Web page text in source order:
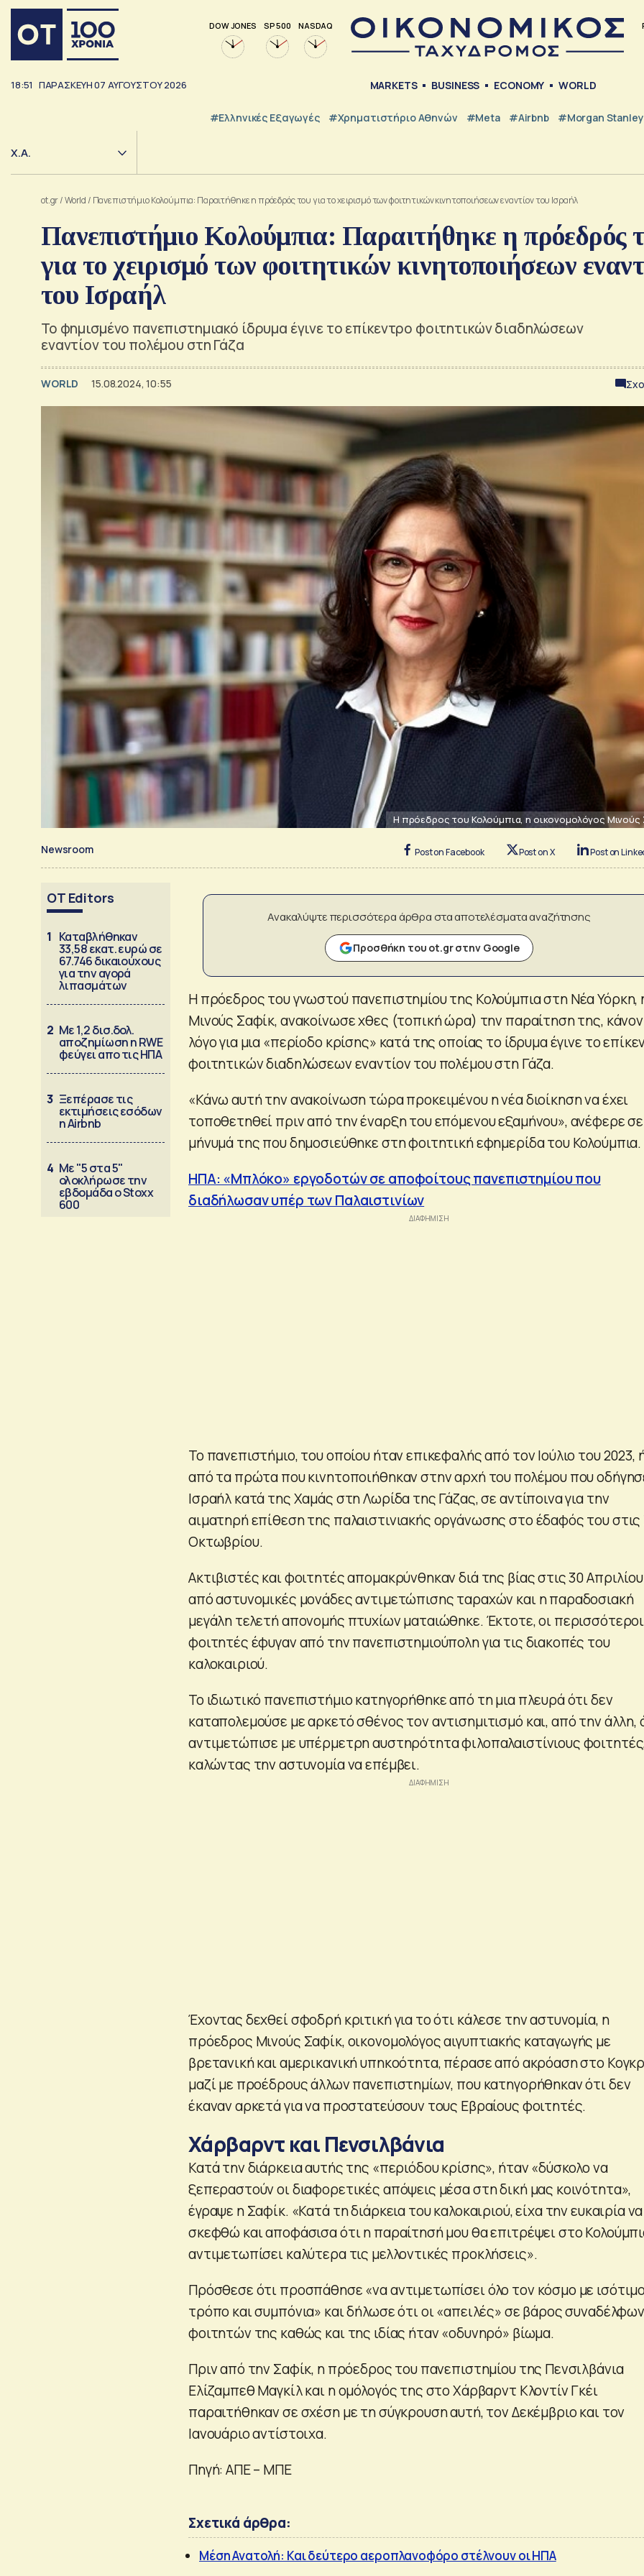
DOW JONES SP 500 NASDAQ
18:51 ΠΑΡΑΣΚΕΥΗ07 ΑΥΓΟΥΣΤΟΥ2026 MARKETS BUSINESS ECONOMY WORLD
#Ελληνικές Εξαγωγές #Χρηματιστήριο Αθηνών #Meta #Airbnb #Morgan Stanley
Χ.Α.
ot.gr/World / Πανεπιστήμιο Κολούμπια: Παραιτήθηκε η πρόεδρός του για το χειρισμό των φοιτητικών κινητοποιήσεων εναντίον του Ισραήλ
Πανεπιστήμιο Κολούμπια: Παραιτήθηκε η πρόεδρός
για το χειρισμό των φοιτητικών κινητοποιήσεων
του Ισραήλ
Το φημισμένο πανεπιστημιακό ίδρυμα έγινε το επίκεντρο φοιτητικών διαδηλώσεων
εναντίον του πολέμου στη Γάζα
WORLD 15.08.2024, 10:55
Η πρόεδρος του Κολούμπια, η οικονομολόγος Μινούς
Newsroom Post on Facebook Post on X Post on
OT Editors
1 Καταβλήθηκαν
33,58 εκατ. ευρώ σε
67.746 δικαιούχους
για την αγορά
λιπασμάτων
2 Με 1,2 δισ.δολ.
αποζημίωση η RWE
φεύγει απο τις ΗΠΑ
3 Ξεπέρασε τις
εκτιμήσεις εσόδων
η Airbnb
4 Με "5 στα 5"
ολοκλήρωσε την
εβδομάδα ο Stoxx
600
Ανακαλύψτε περισσότερα άρθρα στα αποτελέσματα αναζήτησης
Προσθήκη του ot.gr στην Google
Η πρόεδρος του γνωστού πανεπιστημίου της Κολούμπια στη Νέα Υόρκη,
Μινούς Σαφίκ, ανακοίνωσε χθες (τοπική ώρα) την παραίτηση της,
λόγο για μια «περίοδο κρίσης» κατά της οποίας το ίδρυμα έγινε το
φοιτητικών διαδηλώσεων εναντίον του πολέμου στη Γάζα.
«Κάνω αυτή την ανακοίνωση τώρα προκειμένου η νέα διοίκηση να έχει
τοποθετηθεί πριν από την έναρξη του επόμενου εξαμήνου», ανέφερε σε
μήνυμά της που δημοσιεύθηκε στη φοιτητική εφημερίδα του Κολούμπια.
ΗΠΑ: «Μπλόκο» εργοδοτών σε αποφοίτους πανεπιστημίου που
διαδήλωσαν υπέρ των Παλαιστινίων
Το πανεπιστήμιο, του οποίου ήταν επικεφαλής από τον Ιούλιο του 2023,
από τα πρώτα που κινητοποιήθηκαν στην αρχή του πολέμου που
Ισραήλ κατά της Χαμάς στη Λωρίδα της Γάζας, σε αντίποινα για την
αιματηρή επίθεση της παλαιστινιακής οργάνωσης στο έδαφός του στις
Οκτωβρίου.
Ακτιβιστές και φοιτητές απομακρύνθηκαν διά της βίας στις 30 Απριλίου
από αστυνομικές μονάδες αντιμετώπισης ταραχών και η παραδοσιακή
μεγάλη τελετή απονομής πτυχίων ματαιώθηκε. Έκτοτε, οι περισσότεροι
φοιτητές έφυγαν από την πανεπιστημιούπολη για τις διακοπές του
καλοκαιριού.
Το ιδιωτικό πανεπιστήμιο κατηγορήθηκε από τη μια πλευρά ότι δεν
καταπολεμούσε με αρκετό σθένος τον αντισημιτισμό και, από την άλλη,
αντιμετώπισε με υπέρμετρη αυστηρότητα φιλοπαλαιστίνιους
καλώντας την αστυνομία να επέμβει.
Έχοντας δεχθεί σφοδρή κριτική για το ότι κάλεσε την αστυνομία, η
πρόεδρος Μινούς Σαφίκ, οικονομολόγος αιγυπτιακής καταγωγής με
βρετανική και αμερικανική υπηκοότητα, πέρασε από ακρόαση στο
μαζί με προέδρους άλλων πανεπιστημίων, που κατηγορήθηκαν ότι δεν
έκαναν αρκετά για να προστατεύσουν τους Εβραίους φοιτητές.
Χάρβαρντ και Πενσιλβάνια
Κατά την διάρκεια αυτής της «περιόδου κρίσης», ήταν «δύσκολο να
ξεπεραστούν οι διαφορετικές απόψεις μέσα στη δική μας κοινότητα»,
έγραψε η Σαφίκ. «Κατά τη διάρκεια του καλοκαιριού, είχα την ευκαιρία να
σκεφθώ και αποφάσισα ότι η παραίτησή μου θα επιτρέψει στο
αντιμετωπίσει καλύτερα τις μελλοντικές προκλήσεις».
Πρόσθεσε ότι προσπάθησε «να αντιμετωπίσει όλο τον κόσμο με
τρόπο και συμπόνια» και δήλωσε ότι οι «απειλές» σε βάρος
φοιτητών της καθώς και της ιδίας ήταν «οδυνηρό» βίωμα.
Πριν από την Σαφίκ, η πρόεδρος του πανεπιστημίου της Πενσιλβάνια
Ελίζαμπεθ Μαγκίλ και η ομόλογός της στο Χάρβαρντ Κλοντίν Γκέι
παραιτήθηκαν σε σχέση με τη σύγκρουση αυτή, τον Δεκέμβριο και τον
Ιανουάριο αντίστοιχα.
Πηγή: ΑΠΕ – ΜΠΕ
Σχετικά άρθρα:
Μέση Ανατολή: Και δεύτερο αεροπλανοφόρο στέλνουν οι ΗΠΑ